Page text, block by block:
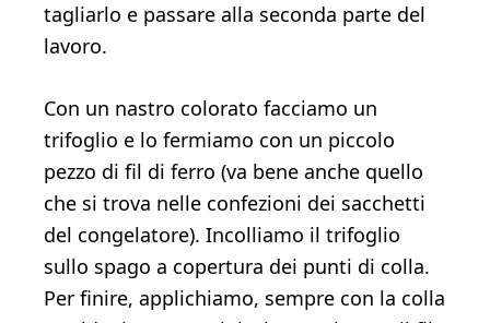
tagliarlo e passare alla seconda parte del
lavoro.
Con un nastro colorato facciamo un
trifoglio e lo fermiamo con un piccolo
pezzo di fil di ferro (va bene anche quello
che si trova nelle confezioni dei sacchetti
del congelatore). Incolliamo il trifoglio
sullo spago a copertura dei punti di colla.
Per finire, applichiamo, sempre con la colla